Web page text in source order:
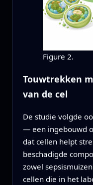
Figure 2.
Touwtrekken
van de cel
De studie volgde
— een ingebouwd
dat cellen helpt
beschadigde
zowel
cellen die in het